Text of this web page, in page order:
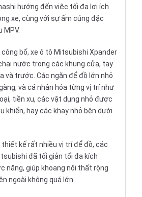
hướng đến việc tối đa lợi ích
xe, cùng với sự ấm cúng đặc
MPV.
bố, xe ô tô Mitsubishi Xpander
nước trong các khung cửa, tay
và trước. Các ngăn để đồ lớn nhỏ
và cá nhân hóa từng vị trí như
tiền xu, các vật dụng nhỏ được
khiển, hay các khay nhỏ bên dưới
kế rất nhiều vị trí để đồ, các
đã tối giản tối đa kích
năng, giúp khoang nội thất rộng
ngoài không quá lớn.